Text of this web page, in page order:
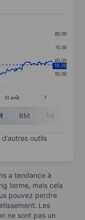
categories.
values. Data
31 août 7
50,00
60,00
70,00
80,00
56,26
6M 1A
outils
a tendance à
terme, mais cela
pouvez perdre
Les
ne sont pas un